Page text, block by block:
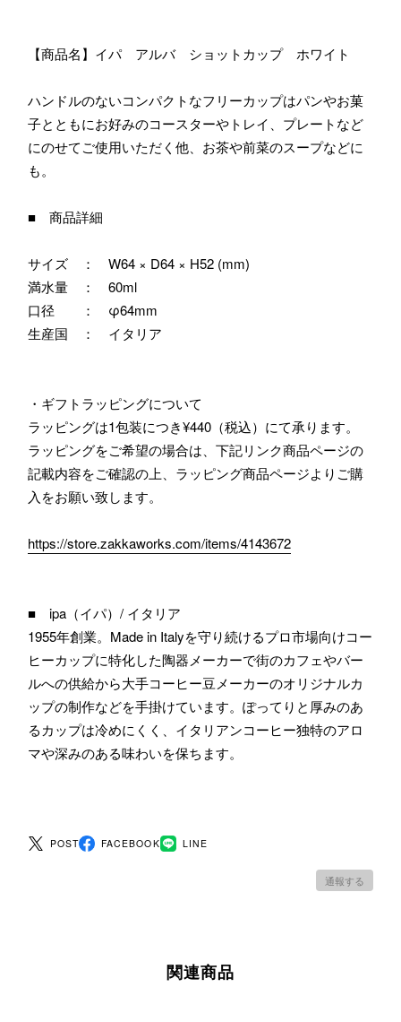
【商品名】イパ アルバ ショットカップ ホワイト
ハンドルのないコンパクトなフリーカップはパンやお菓
子とともにお好みのコースターやトレイ、プレートなど
にのせてご使用いただく他、お茶や前菜のスープなどに
も。
■ 商品詳細
サイズ ： W64 × D64 × H52 (mm)
満水量 ： 60ml
口径 ： φ64mm
生産国 ： イタリア
・ギフトラッピングについて
ラッピングは1包装につき¥440（税込）にて承ります。
ラッピングをご希望の場合は、下記リンク商品ページの
記載内容をご確認の上、ラッピング商品ページよりご購
入をお願い致します。
https://store.zakkaworks.com/items/4143672
■ ipa（イパ）/ イタリア
1955年創業。Made in Italyを守り続けるプロ市場向けコー
ヒーカップに特化した陶器メーカーで街のカフェやバー
ルへの供給から大手コーヒー豆メーカーのオリジナルカ
ップの制作などを手掛けています。ぽってりと厚みのあ
るカップは冷めにくく、イタリアンコーヒー独特のアロ
マや深みのある味わいを保ちます。
POST FACEBOOK LINE
通報する
関連商品